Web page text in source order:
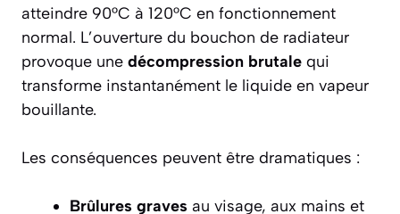
atteindre 90°C à 120°C en fonctionnement
normal. L’ouverture du bouchon de radiateur
provoque une décompression brutale qui
transforme instantanément le liquide en vapeur
bouillante.
Les conséquences peuvent être dramatiques :
Brûlures graves au visage, aux mains et